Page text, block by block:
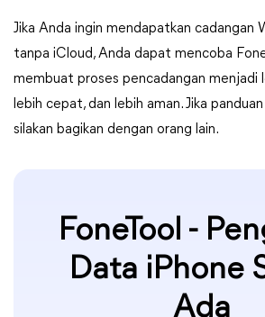
Jika Anda ingin mendapatkan cadangan
tanpa iCloud, Anda dapat mencoba
membuat proses pencadangan menjadi
lebih cepat, dan lebih aman. Jika
silakan bagikan dengan orang lain.
FoneTool -
Data iPhone
Ada